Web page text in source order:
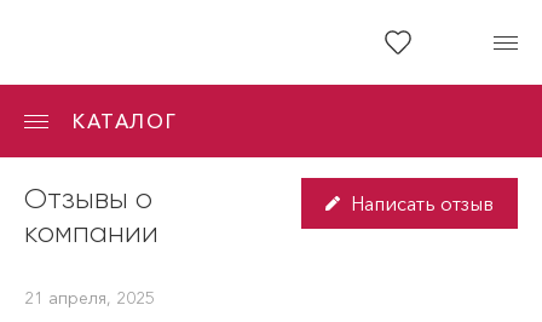
КАТАЛОГ
Новинки
Хиты продаж
Распродажа
Отзывы о
компании
Написать отзыв
21 апреля, 2025
8 800 250 45 52